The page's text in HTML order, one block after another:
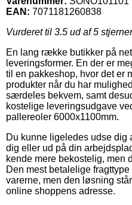
EAN: 7071181260838
Vurderet til 3.5 ud af 5
En lang række butikker på
leveringsformer. En der er
til en pakkeshop, hvor det er
produkter når du har
særdeles bekvem, samt
kostelige leveringsudgave
pallereoler 6000x1100mm.
Du kunne ligeledes udse dig
dig eller ud på din
kende mere bekostelig,
Den mest betalelige
varerne, men den løsning
online shoppens adresse.